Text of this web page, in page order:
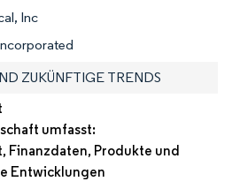
Inc
ZUKÜNFTIGE TRENDS
umfasst:
Finanzdaten, Produkte und
Entwicklungen